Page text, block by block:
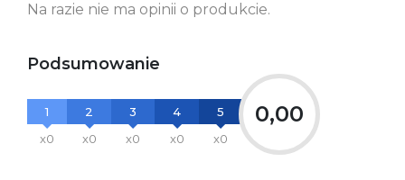
informacje dotyczące
Na razie nie ma opinii o produkcie.
Podsumowanie
1
x0
2
x0
3
x0
4
x0
5
x0
0,00